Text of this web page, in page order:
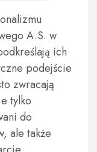
A.S. w
ich
podejście
zwracają
tylko
do
ale także